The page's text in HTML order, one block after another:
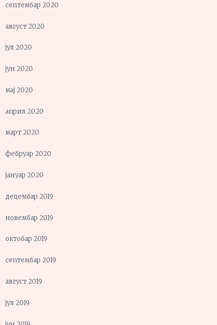
септембар 2020
август 2020
јул 2020
јун 2020
мај 2020
април 2020
март 2020
фебруар 2020
јануар 2020
децембар 2019
новембар 2019
октобар 2019
септембар 2019
август 2019
јул 2019